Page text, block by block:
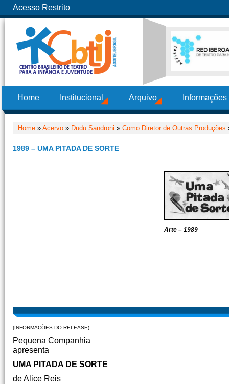
Acesso Restrito
Home Institucional Arquivo
Home » Acervo » Dudu Sandroni » Como Diretor de Outras Produções
1989 – UMA PITADA DE SORTE
Arte – 1989
(INFORMAÇÕES DO RELEASE)
Pequena Companhia
apresenta
UMA PITADA DE SORTE
de Alice Reis